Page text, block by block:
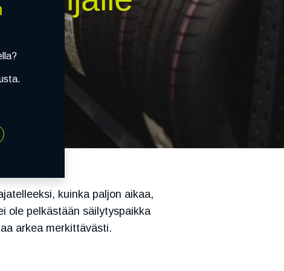
kuinka paljon aikaa,
ole pelkästään säilytyspaikka
arkea merkittävästi.